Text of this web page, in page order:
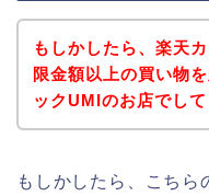
もしかしたら、楽天
限金額以上の買い物
ックUMIのお店でし
もしかしたら、こちら